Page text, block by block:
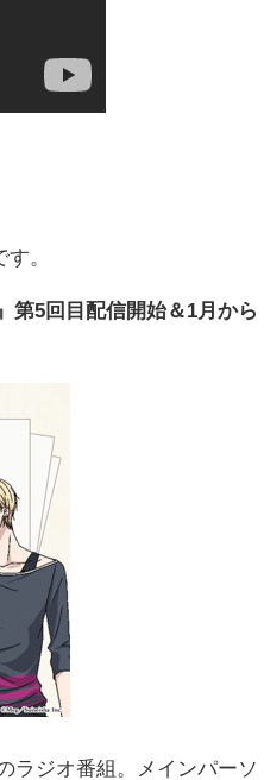
。
第5回目配信開始＆1月から
ラジオ番組。メインパーソ